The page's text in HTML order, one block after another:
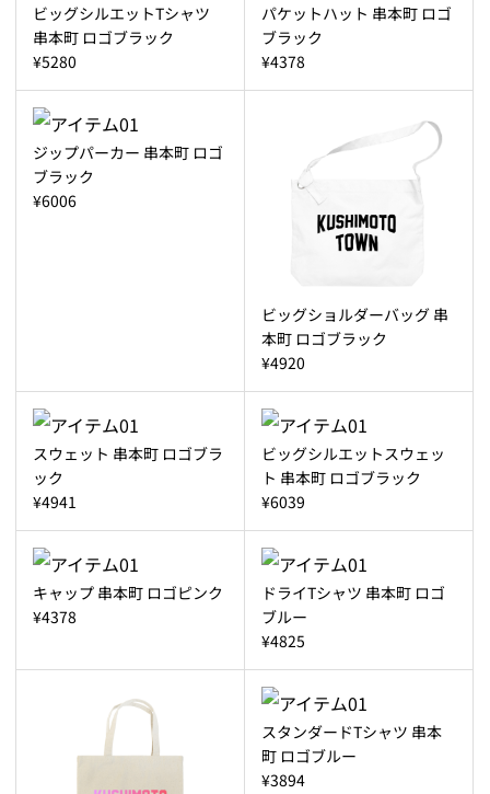
ビッグシルエットTシャツ
串本町 ロゴブラック
¥5280
パケットハット 串本町 ロゴ
ブラック
¥4378
ジップパーカー 串本町 ロゴ
ブラック
¥6006
ビッグショルダーバッグ 串
本町 ロゴブラック
¥4920
スウェット 串本町 ロゴブラ
ック
¥4941
ビッグシルエットスウェッ
ト 串本町 ロゴブラック
¥6039
キャップ 串本町 ロゴピンク
¥4378
ドライTシャツ 串本町 ロゴ
ブルー
¥4825
スタンダードTシャツ 串本
町 ロゴブルー
¥3894